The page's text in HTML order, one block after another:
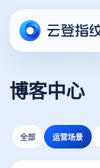
博客中心
全部 运营场景